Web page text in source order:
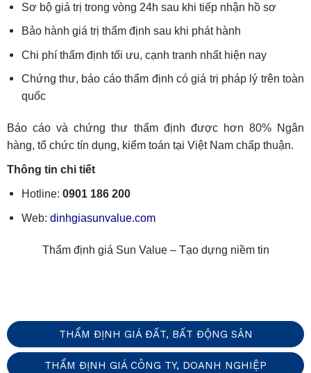
Sơ bộ giá trị trong vòng 24h sau khi tiếp nhận hồ sơ
Bảo hành giá trị thẩm định sau khi phát hành
Chi phí thẩm định tối ưu, cạnh tranh nhất hiện nay
Chứng thư, báo cáo thẩm định có giá trị pháp lý trên toàn
quốc
Báo cáo và chứng thư thẩm định được hơn 80% Ngân
hàng, tổ chức tín dụng, kiểm toán tại Việt Nam chấp thuận.
Thông tin chi tiết
Hotline: 0901 186 200
Web: dinhgiasunvalue.com
Thẩm định giá Sun Value – Tạo dựng niềm tin
THẨM ĐỊNH GIÁ ĐẤT, BẤT ĐỘNG SẢN
THẨM ĐỊNH GIÁ CÔNG TY, DOANH NGHIỆP